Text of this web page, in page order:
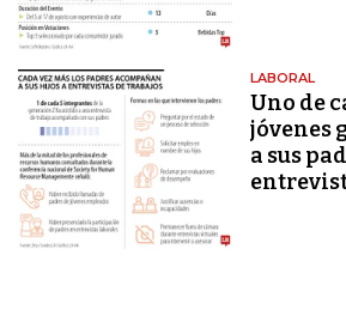
LABORAL
Uno de
jóvenes
a sus